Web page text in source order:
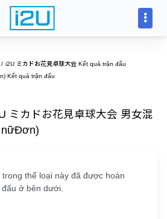
i2U ミカドお花見卓球大会 Kết quả trận đấu
Kết quả trận đấu
ミカドお花見卓球大会 男女混
nữĐơn)
thể loại này đã được hoàn
ở bên dưới.